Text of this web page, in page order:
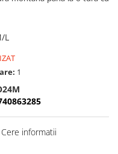
L
1
informatii